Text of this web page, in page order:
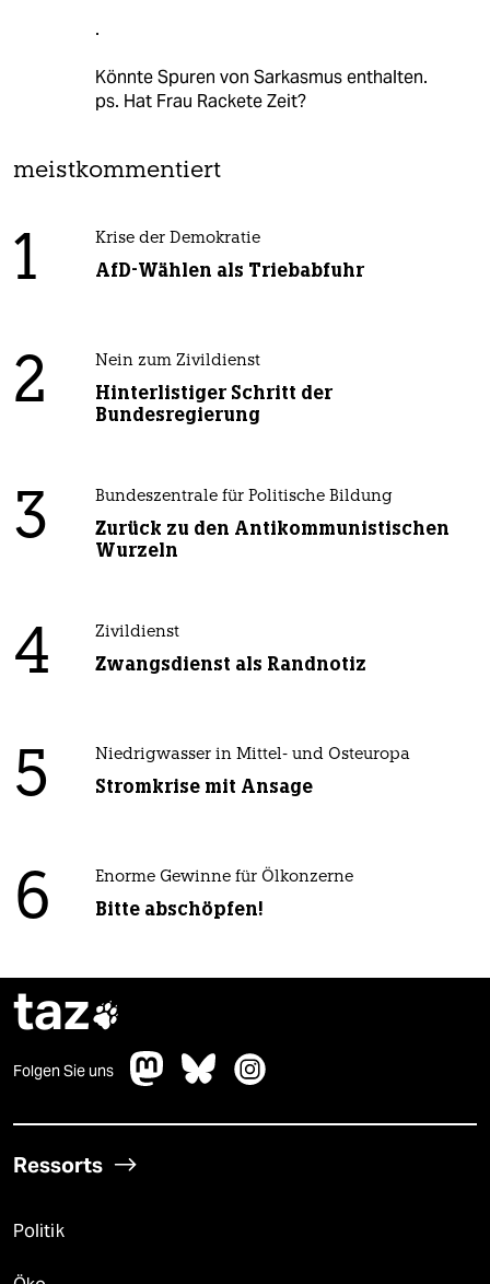
.
Könnte Spuren von Sarkasmus enthalten.
ps. Hat Frau Rackete Zeit?
meistkommentiert
1 Krise der Demokratie
AfD-Wählen als Triebabfuhr
2 Nein zum Zivildienst
Hinterlistiger Schritt der
Bundesregierung
3 Bundeszentrale für Politische Bildung
Zurück zu den Antikommunistischen
Wurzeln
4 Zivildienst
Zwangsdienst als Randnotiz
5 Niedrigwasser in Mittel- und Osteuropa
Stromkrise mit Ansage
6 Enorme Gewinne für Ölkonzerne
Bitte abschöpfen!
taz
Folgen Sie uns
Ressorts
Politik